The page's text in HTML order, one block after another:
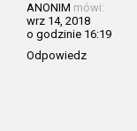
ANONIM mówi:
wrz 14, 2018
o godzinie 16:19
Odpowiedz